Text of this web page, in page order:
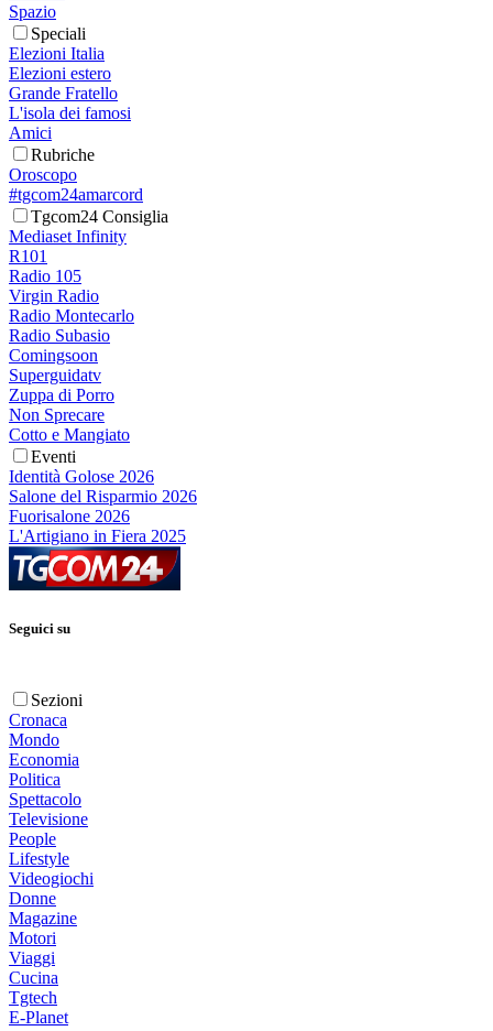
Spazio
Speciali
Elezioni Italia
Elezioni estero
Grande Fratello
L'isola dei famosi
Amici
Rubriche
Oroscopo
#tgcom24amarcord
Tgcom24 Consiglia
Mediaset Infinity
R101
Radio 105
Virgin Radio
Radio Montecarlo
Radio Subasio
Comingsoon
Superguidatv
Zuppa di Porro
Non Sprecare
Cotto e Mangiato
Eventi
Identità Golose 2026
Salone del Risparmio 2026
Fuorisalone 2026
L'Artigiano in Fiera 2025
Seguici su
Sezioni
Cronaca
Mondo
Economia
Politica
Spettacolo
Televisione
People
Lifestyle
Videogiochi
Donne
Magazine
Motori
Viaggi
Cucina
Tgtech
E-Planet